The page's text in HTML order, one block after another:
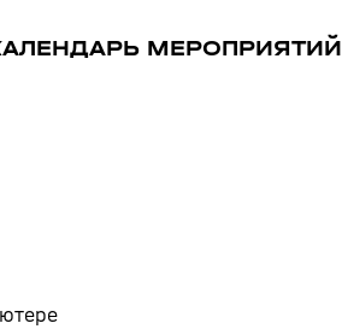
МЕРОПРИЯТИЙ